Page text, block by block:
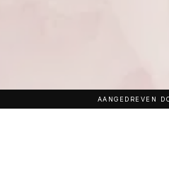
AANGEDREVEN